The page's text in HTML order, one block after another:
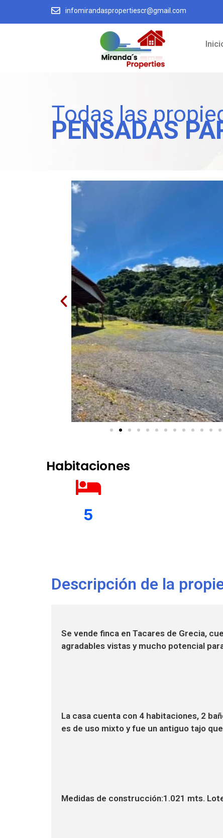
infomirandaspropertiescr@gmail.com
Todas las
PENSADAS
Habitaciones
5
Descripción de la
Se vende finca en Tacares de Grecia,
agradables vistas y mucho potencial
La casa cuenta con 4 habitaciones, 2
es de uso mixto y fue un antiguo tajo
Medidas de construcción:1.021 mts.